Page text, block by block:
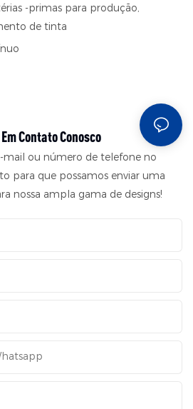
-primas para produção,
de tinta
Contato Conosco
-mail ou número de telefone no
para que possamos enviar uma
nossa ampla gama de designs!